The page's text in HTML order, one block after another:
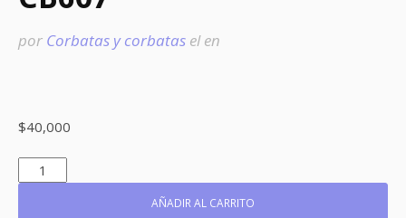
por Corbatas y corbatas elen
$40,000
CB607
CANTIDAD
AÑADIR AL CARRITO